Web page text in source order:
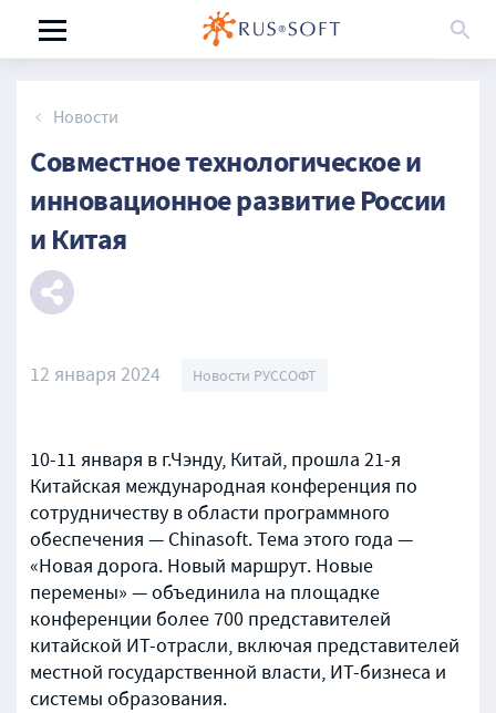
Новости
Совместное технологическое и
инновационное развитие России
и Китая
12 января 2024 Новости РУССОФТ
10-11 января в г.Чэнду, Китай, прошла 21-я
Китайская международная конференция по
сотрудничеству в области программного
обеспечения — Chinasoft. Тема этого года —
«Новая дорога. Новый маршрут. Новые
перемены» — объединила на площадке
конференции более 700 представителей
китайской ИТ-отрасли, включая представителей
местной государственной власти, ИТ-бизнеса и
системы образования.